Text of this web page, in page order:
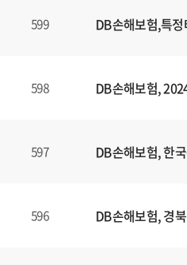
599 DB손해보험,특
598 DB손해보험,
597 DB손해보험, 한
596 DB손해보험, 경